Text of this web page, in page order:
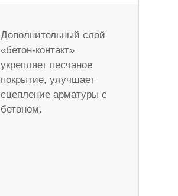
Дополнительный слой
«бетон-контакт»
укрепляет песчаное
покрытие, улучшает
сцепление арматуры с
бетоном.